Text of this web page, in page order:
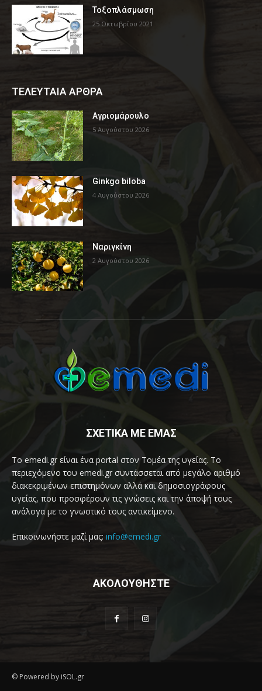
Τοξοπλάσμωση
25 Οκτωβρίου 2021
ΤΕΛΕΥΤΑΙΑ ΑΡΘΡΑ
Αγριομάρουλο
5 Αυγούστου 2026
Ginkgo biloba
4 Αυγούστου 2026
Ναριγκίνη
2 Αυγούστου 2026
ΣΧΕΤΙΚΑ ΜΕ ΕΜΑΣ
Το emedi.gr είναι ένα portal στον Τομέα της υγείας. Το
περιεχόμενο του emedi.gr συντάσσεται από μεγάλο αριθμό
διακεκριμένων επιστημόνων αλλά και δημοσιογράφους
υγείας, που προσφέρουν τις γνώσεις και την άποψή τους
ανάλογα με το γνωστικό τους αντικείμενο.
Επικοινωνήστε μαζί μας: info@emedi.gr
ΑΚΟΛΟΥΘΗΣΤΕ
© Powered by iSOL.gr